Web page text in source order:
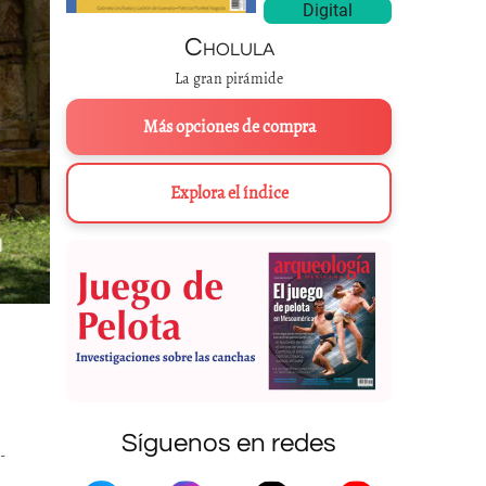
Digital
Cholula
La gran pirámide
Más opciones de compra
Explora el índice
Síguenos en redes